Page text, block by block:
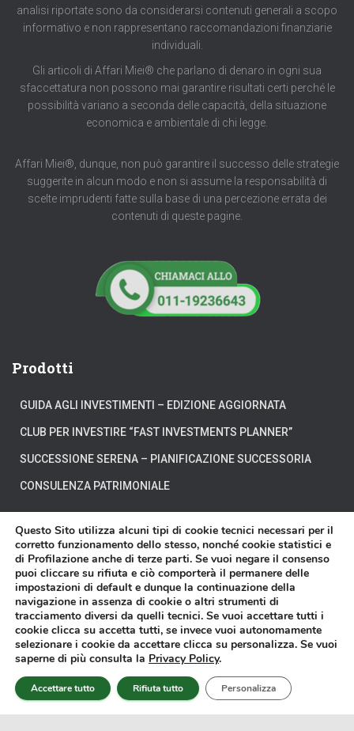
analisi riportate sono da considerarsi contenuti generali a scopo
informativo e non rappresentano raccomandazioni finanziarie
individuali.
Gli articoli di Affari Miei® che parlano di denaro in ogni sua
sfaccettatura non possono mai garantire risultati certi perché le
possibilità variano a seconda delle capacità, della situazione
economica e ambientale di chi legge.
Affari Miei®, dunque, non può garantire il successo delle strategie
suggerite in alcun modo e non si assume la responsabilità di
scelte imprudenti fatte sulla base di una percezione errata dei
contenuti di queste pagine.
Prodotti
GUIDA AGLI INVESTIMENTI – EDIZIONE AGGIORNATA
CLUB PER INVESTIRE “FAST INVESTMENTS PLANNER”
SUCCESSIONE SERENA – PIANIFICAZIONE SUCCESSORIA
CONSULENZA PATRIMONIALE
CHI SIAMO DOVE SIAMO DICONO DI NOI
DISCLAIMER CONTATTI VIDEO
Affari Miei® è un marchio registrato di proprietà della Affari Miei S.r.l. - P.
IVA 11603570018 - Sede in Torino presso Corso Francesco Ferrucci n.112 -
Copyright © 2014-2025 -Privacy Policy-Cookie Policy
Questo Sito utilizza alcuni tipi di cookie tecnici necessari per il
corretto funzionamento dello stesso, nonché cookie statistici e
di Profilazione anche di terze parti. Se vuoi negare il consenso
puoi cliccare su rifiuta e ciò comporterà il permanere delle
impostazioni di default e dunque la continuazione della
navigazione in assenza di cookie o altri strumenti di
tracciamento diversi da quelli tecnici. Se vuoi accettare tutti i
cookie clicca su accetta tutti, se invece vuoi autonomamente
selezionare i cookie da accettare clicca su personalizza. Se vuoi
saperne di più consulta la Privacy Policy.
Accettare tutto Rifiuta tutto Personalizza